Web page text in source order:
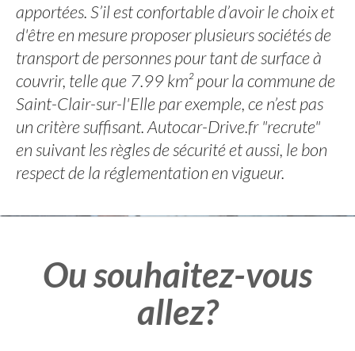
apportées. S’il est confortable d’avoir le choix et
d'être en mesure proposer plusieurs sociétés de
transport de personnes pour tant de surface à
couvrir, telle que 7.99 km² pour la commune de
Saint-Clair-sur-l'Elle par exemple, ce n’est pas
un critère suffisant. Autocar-Drive.fr "recrute"
en suivant les règles de sécurité et aussi, le bon
respect de la réglementation en vigueur.
Ou souhaitez-vous
allez?